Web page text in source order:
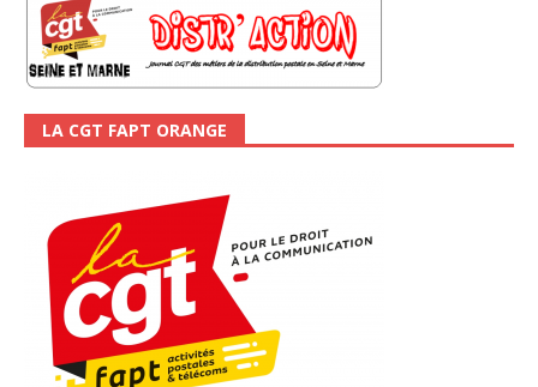
LA CGT FAPT ORANGE